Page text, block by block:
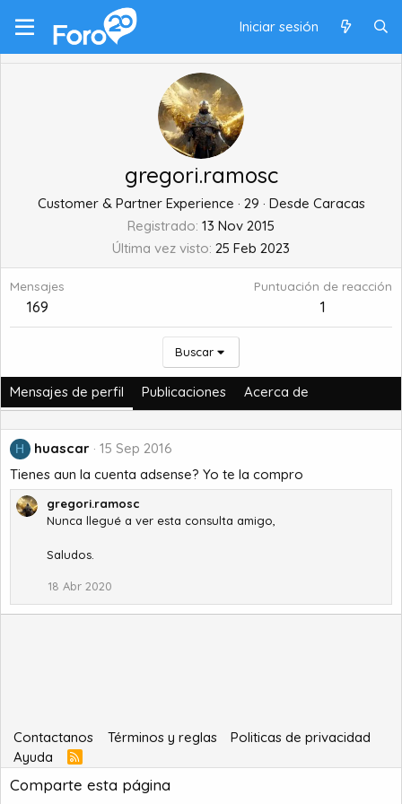
Iniciar sesión
gregori.ramosc
Customer & Partner Experience · 29 · Desde Caracas
Registrado 13 Nov 2015
Última vez visto 25 Feb 2023
Mensajes
169
Puntuación de reacción
1
Buscar
Mensajes de perfil Publicaciones Acerca de
H huascar
15 Sep 2016
Tienes aun la cuenta adsense? Yo te la compro
gregori.ramosc
Nunca llegué a ver esta consulta amigo,
Saludos.
18 Abr 2020
Contactanos Términos y reglas
Politicas de privacidad
Ayuda
R
S
S
Comparte esta página